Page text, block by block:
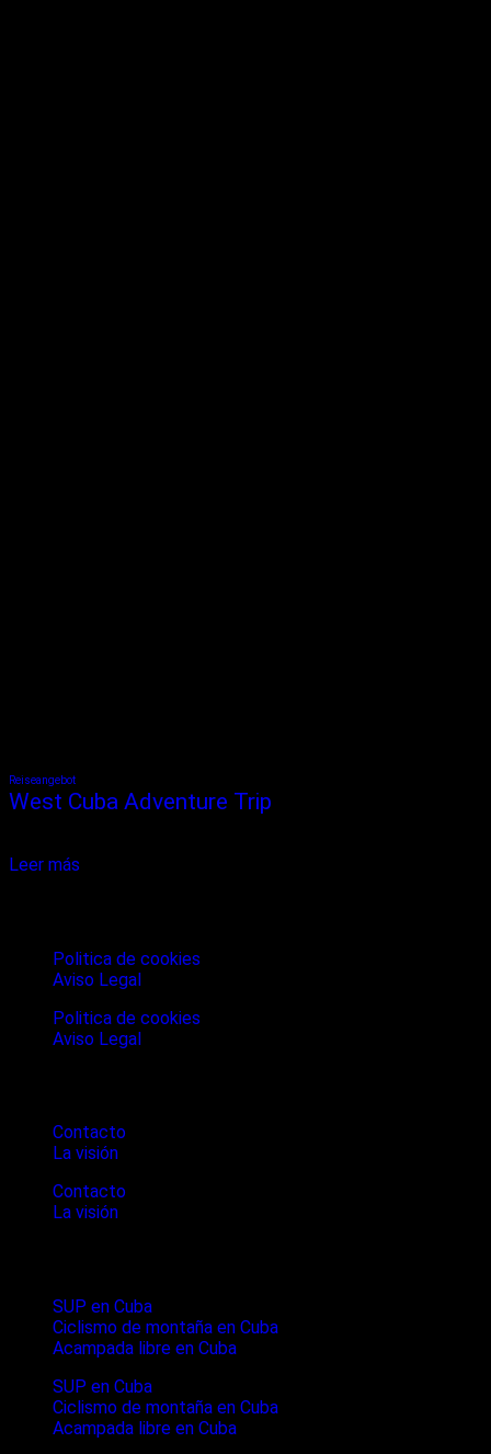
Reiseangebot
West Cuba Adventure Trip
Leer más
Politica de cookies
Aviso Legal
Politica de cookies
Aviso Legal
Contacto
La visión
Contacto
La visión
SUP en Cuba
Ciclismo de montaña en Cuba
Acampada libre en Cuba
SUP en Cuba
Ciclismo de montaña en Cuba
Acampada libre en Cuba